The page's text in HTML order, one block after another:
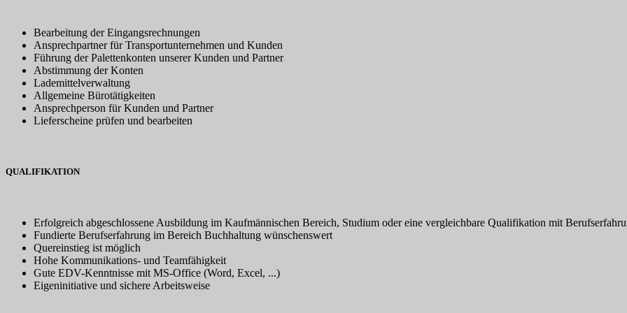
Bearbeitung der Eingangsrechnungen
Ansprechpartner für Transportunternehmen und Kunden
Führung der Palettenkonten unserer Kunden und Partner
Abstimmung der Konten
Lademittelverwaltung
Allgemeine Bürotätigkeiten
Ansprechperson für Kunden und Partner
Lieferscheine prüfen und bearbeiten
QUALIFIKATION
Erfolgreich abgeschlossene Ausbildung im Kaufmännischen Bereich, Studium oder eine vergleichbare Qualifikation mit
Fundierte Berufserfahrung im Bereich Buchhaltung wünschenswert
Quereinstieg ist möglich
Hohe Kommunikations- und Teamfähigkeit
Gute EDV-Kenntnisse mit MS-Office (Word, Excel, ...)
Eigeninitiative und sichere Arbeitsweise